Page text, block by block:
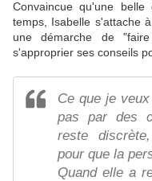
Convaincue qu'une
temps, Isabelle s'attache
une démarche de
s'approprier ses conseils
Ce que je
pas par des
reste
pour que la
Quand elle a